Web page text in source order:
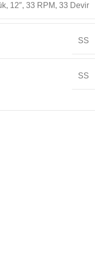
12″, 33 RPM, 33 Devir
SS
SS